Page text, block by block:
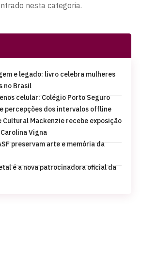
nesta categoria.
e legado: livro celebra mulheres
no Brasil
celular: Colégio Porto Seguro
percepções dos intervalos offline
Mackenzie recebe exposição
Vigna
preservam arte e memória da
é a nova patrocinadora oficial da